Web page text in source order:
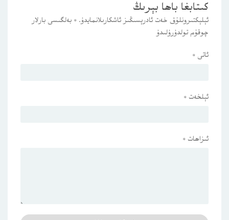
كىتابغا باھا بېرىڭ
ئېلېكتىرونلۇق خەت ئادرېسىڭىز ئاشكارىلانمايدۇ. * بەلگىسى بارلار
چوقۇم تولدۇرۇلىدۇ
ئاتى *
ئېلخەت *
ئىزاھات *